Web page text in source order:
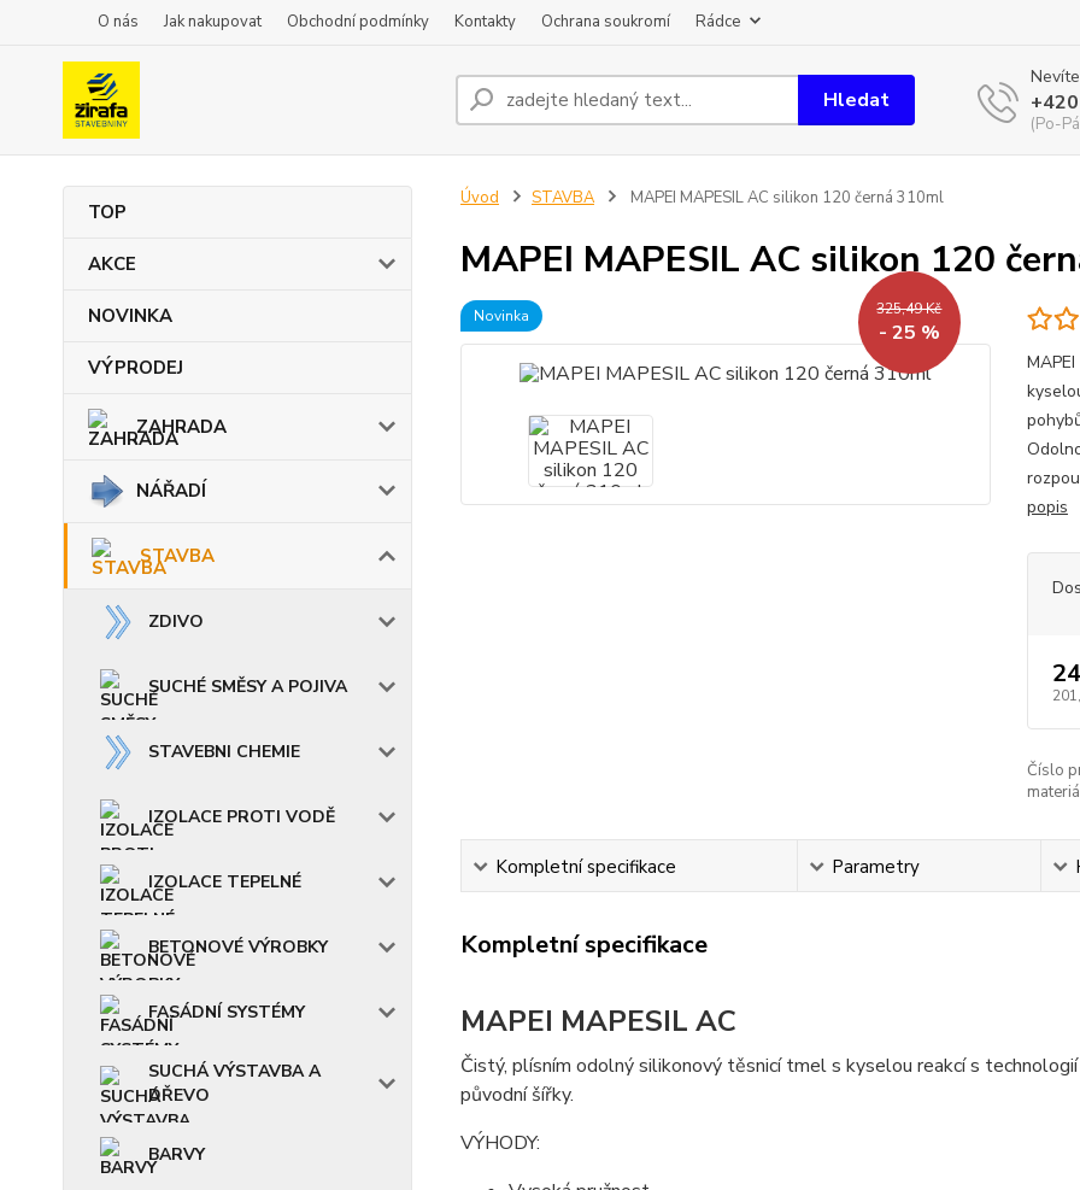
O nás Jak nakupovat Obchodní podmínky Kontakty Ochrana soukromí Rádce
Hledat
(Po-
TOP
AKCE
NOVINKA
VÝPRODEJ
ZAHRADA
NÁŘADÍ
STAVBA
ZDIVO
SUCHÉ SMĚSY A POJIVA
STAVEBNI CHEMIE
IZOLACE PROTI VODĚ
IZOLACE TEPELNÉ
BETONOVÉ VÝROBKY
FASÁDNÍ SYSTÉMY
SUCHÁ VÝSTAVBA A
DŘEVO
BARVY
Úvod STAVBA MAPEI MAPESIL AC silikon 120 černá 310ml
MAPEI MAPESIL AC silikon 120
Novinka 325,49 Kč
- 25 %
popis
Číslo
Kompletní specifikace Parametry
Kompletní specifikace
MAPEI MAPESIL AC
Čistý, plísním odolný silikonový těsnicí tmel s kyselou reakcí s
původní šířky.
VÝHODY: